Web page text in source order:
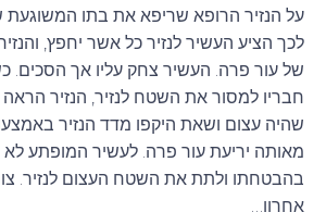
על הנזיר הרופא שריפא את בתו
לכך הציע העשיר לנזיר כל אשר יחפץ,
של עור פרה. העשיר צחק עליו אך הסכים.
חבריו למסור את השטח לנזיר, הנזיר
שהיה עצום ושאת היקפו מדד הנזיר
מאותה יריעת עור פרה. לעשיר המופתע לא
בהבטחתו ולתת את השטח העצום לנזיר.
אחרון…